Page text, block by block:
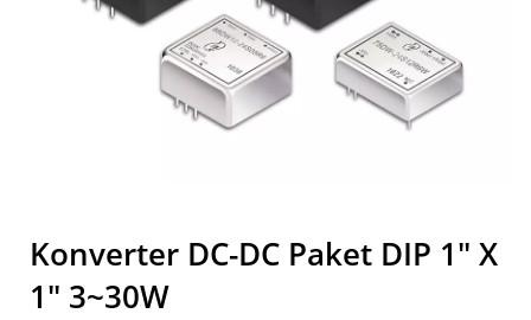
Konverter DC-DC Paket DIP 1" X
1" 3~30W